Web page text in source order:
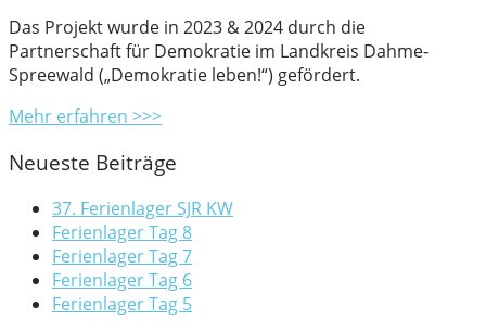
Das Projekt wurde in 2023 & 2024 durch die
Partnerschaft für Demokratie im Landkreis Dahme-
Spreewald („Demokratie leben!“) gefördert.
Mehr erfahren >>>
Neueste Beiträge
37. Ferienlager SJR KW
Ferienlager Tag 8
Ferienlager Tag 7
Ferienlager Tag 6
Ferienlager Tag 5